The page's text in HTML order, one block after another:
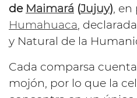
de Maimará (Jujuy), en
Humahuaca,
y Natural de la
Cada comparsa
mojón, por lo que la